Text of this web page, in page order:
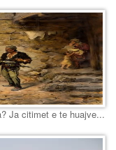
Ja citimet e te huajve...